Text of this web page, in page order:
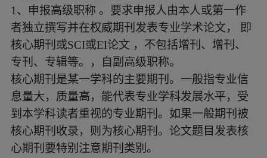
1 、申报高级职称 。要求申报人由本人或第一作
者独立撰写并在权威期刊发表专业学术论文，
即
核心期刊或SCI或EI论文 ，不包括增刊、增刊、
专刊、专辑等。，自副高级职称。
核心期刊是某一学科的主要期刊。一般指专业信
息量大，质量高，能代表专业学科发展水平，受
到本学科读者重视的专业期刊。如果一般期刊被
核心期刊收录，则为核心期刊。论文题目发表核
心期刊要特别注意期刊类别。